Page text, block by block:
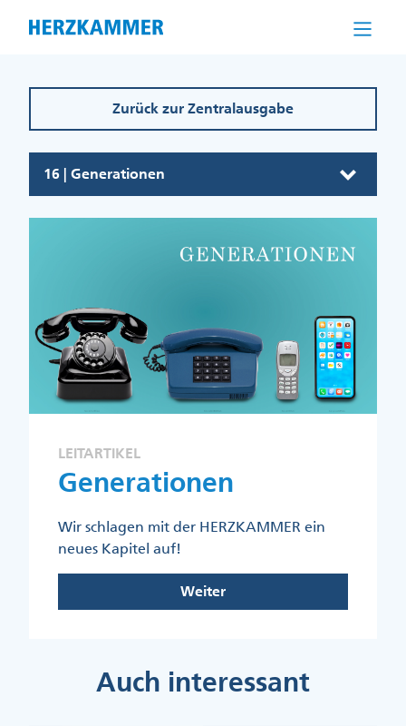
Zurück zur Zentralausgabe
16 | Generationen
LEITARTIKEL
Generationen
Wir schlagen mit der HERZKAMMER ein
neues Kapitel auf!
Weiter
Auch interessant